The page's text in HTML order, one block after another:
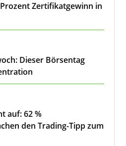
Zertifikatgewinn in
Dieser Börsentag
auf: 62 %
den Trading-Tipp zum